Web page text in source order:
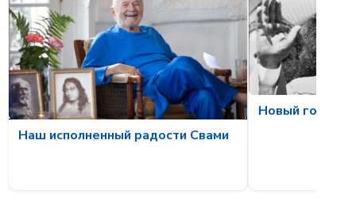
Наш исполненный радости Свами
Новый год,